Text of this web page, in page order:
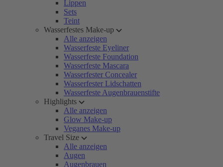
Lippen
Sets
Teint
Wasserfestes Make-up
Alle anzeigen
Wasserfeste Eyeliner
Wasserfeste Foundation
Wasserfeste Mascara
Wasserfester Concealer
Wasserfester Lidschatten
Wasserfeste Augenbrauenstifte
Highlights
Alle anzeigen
Glow Make-up
Veganes Make-up
Travel Size
Alle anzeigen
Augen
Augenbrauen